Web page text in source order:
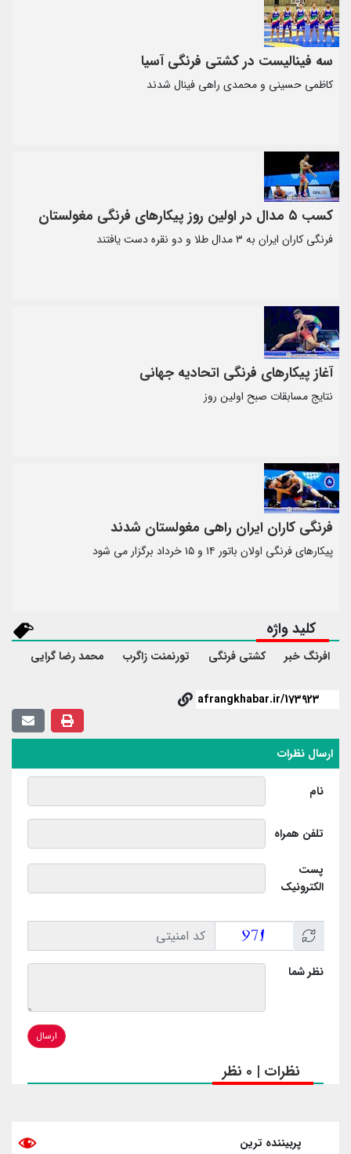
سه فینالیست در کشتی فرنگی آسیا
کاظمی حسینی و محمدی راهی فینال شدند
کسب ۵ مدال در اولین روز پیکارهای فرنگی مغولستان
فرنگی کاران ایران به ۳ مدال طلا و دو نقره دست یافتند
آغاز پیکارهای فرنگی اتحادیه جهانی
نتایج مسابقات صبح اولین روز
فرنگی کاران ایران راهی مغولستان شدند
پیکارهای فرنگی اولان باتور ۱۴ و ۱۵ خرداد برگزار می شود
کلید واژه
افرنگ خبر کشتی فرنگی تورنمنت زاگرب محمد رضا گرایی
ارسال نظرات
نام
تلفن همراه
پست
الکترونیک
نظر شما
ارسال
نظرات | 0 نظر
پربیننده ترین